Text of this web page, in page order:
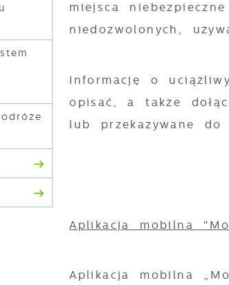
miejsca
niedozwolonych,
Informację o
opisać, a także
lub przekazywane do
Aplikacja mobilna
Aplikacja mobilna